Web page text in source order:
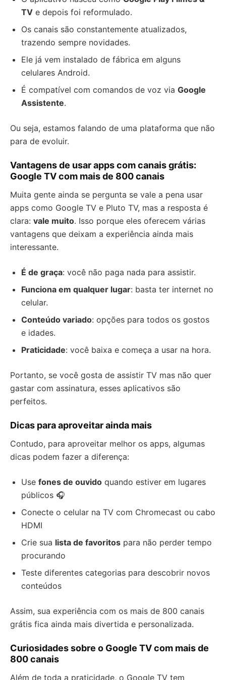
TV e depois foi reformulado.
Os canais são constantemente atualizados,
trazendo sempre novidades.
Ele já vem instalado de fábrica em alguns
celulares Android.
É compatível com comandos de voz via Google
Assistente.
Ou seja, estamos falando de uma plataforma que não
para de evoluir.
Vantagens de usar apps com canais grátis:
Google TV com mais de 800 canais
Muita gente ainda se pergunta se vale a pena usar
apps como Google TV e Pluto TV, mas a resposta é
clara: vale muito. Isso porque eles oferecem várias
vantagens que deixam a experiência ainda mais
interessante.
É de graça: você não paga nada para assistir.
Funciona em qualquer lugar: basta ter internet no
celular.
Conteúdo variado: opções para todos os gostos
e idades.
Praticidade: você baixa e começa a usar na hora.
Portanto, se você gosta de assistir TV mas não quer
gastar com assinatura, esses aplicativos são
perfeitos.
Dicas para aproveitar ainda mais
Contudo, para aproveitar melhor os apps, algumas
dicas podem fazer a diferença:
Use fones de ouvido quando estiver em lugares
públicos 🎧
Conecte o celular na TV com Chromecast ou cabo
HDMI
Crie sua lista de favoritos para não perder tempo
procurando
Teste diferentes categorias para descobrir novos
conteúdos
Assim, sua experiência com os mais de 800 canais
grátis fica ainda mais divertida e personalizada.
Curiosidades sobre o Google TV com mais de
800 canais
Além de toda a praticidade, o Google TV tem